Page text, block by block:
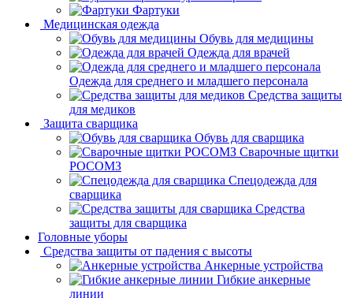
Фартуки
Медицинская одежда
Обувь для медицины
Одежда для врачей
Одежда для среднего и младшего персонала
Средства защиты
для медиков
Защита сварщика
Обувь для сварщика
Сварочные щитки
РОСОМЗ
Спецодежда для
сварщика
Средства
защиты для сварщика
Головные уборы
Средства защиты от падения с высоты
Анкерные устройства
Гибкие анкерные
линии